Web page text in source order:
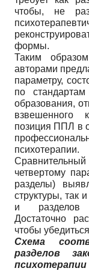
чтобы, не
формы.
Таким
авторами
параметру,
по стандартам
образования,
взвешенного
позиция ППЛ в
психотерапии.
четвертому
разделы)
структуры, так
и разделов
Достаточно
чтобы
Схема
разделов
психотерапии